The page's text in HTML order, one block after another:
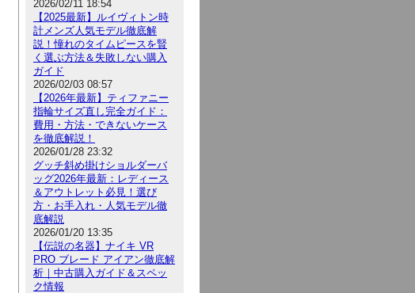
2026/02/11 18:54
【2025最新】ルイヴィトン時
計メンズ人気モデル徹底解
説！憧れのタイムピースを賢
く選ぶ方法＆失敗しない購入
ガイド
2026/02/03 08:57
【2026年最新】ティファニー
指輪サイズ直し完全ガイド：
費用・方法・できないケース
を徹底解説！
2026/01/28 23:32
グッチ斜め掛けショルダーバ
ッグ2026年最新：レディース
＆アウトレット必見！選び
方・お手入れ・人気モデル徹
底解説
2026/01/20 13:35
【伝説の名器】ナイキ VR
PRO ブレード アイアン徹底解
析｜中古購入ガイド＆スペッ
ク情報